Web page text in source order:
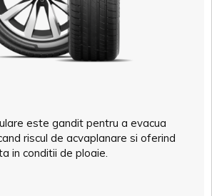
este gandit pentru a evacua
riscul de acvaplanare si oferind
in conditii de ploaie.